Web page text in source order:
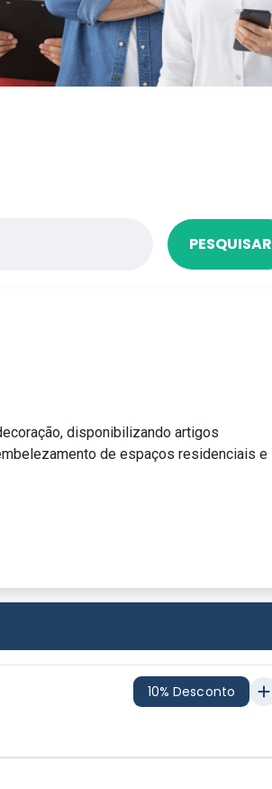
PESQUISAR
disponibilizando artigos
de espaços residenciais e
10% Desconto